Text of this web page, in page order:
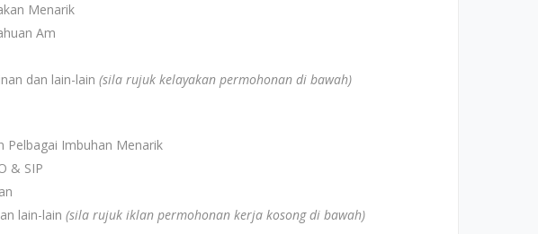
Menarik
Am
dan lain-lain (sila rujuk kelayakan permohonan di bawah)
Pelbagai Imbuhan Menarik
& SIP
lain-lain (sila rujuk iklan permohonan kerja kosong di bawah)